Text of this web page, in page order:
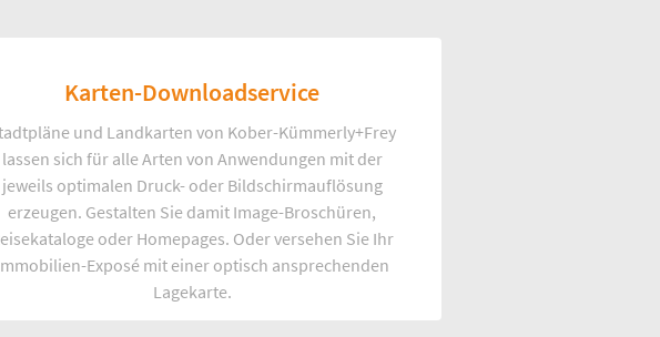
Karten-Downloadservice
und Landkarten von Kober-Kümmerly+Frey
lassen sich für alle Arten von Anwendungen mit der
jeweils optimalen Druck- oder Bildschirmauflösung
erzeugen. Gestalten Sie damit Image-Broschüren,
oder Homepages. Oder versehen Sie Ihr
Exposé mit einer optisch ansprechenden
Lagekarte.